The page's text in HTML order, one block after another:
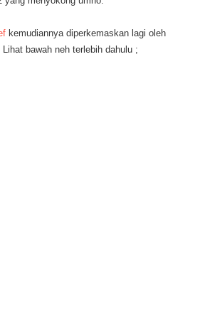
kemudiannya diperkemaskan lagi oleh
Lihat bawah neh terlebih dahulu ;